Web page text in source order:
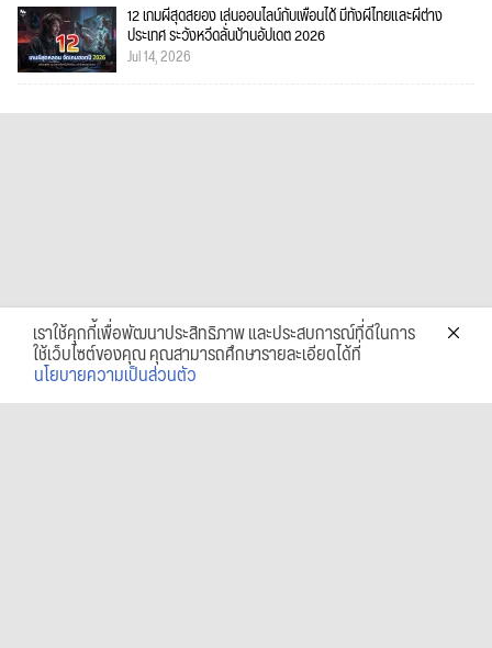
12 เกมผีสุดสยอง เล่นออนไลน์กับเพื่อนได้ มีทั้งผีไทยและผีต่าง
ประเทศ ระวังหวีดลั่นบ้านอัปเดต 2026
Jul 14, 2026
เราใช้คุกกี้เพื่อพัฒนาประสิทธิภาพ และประสบการณ์ที่ดีในการ
ใช้เว็บไซต์ของคุณ คุณสามารถศึกษารายละเอียดได้ที่
นโยบายความเป็นส่วนตัว